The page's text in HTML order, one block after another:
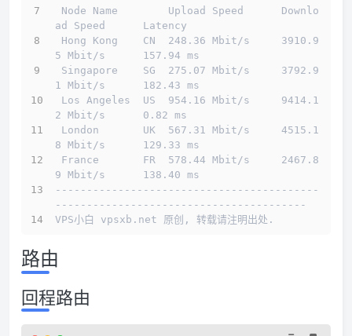
------------------------------------------
----------------------------------------
VPS小白 vpsxb.net 原创, 转载请注明出处.
路由
回程路由